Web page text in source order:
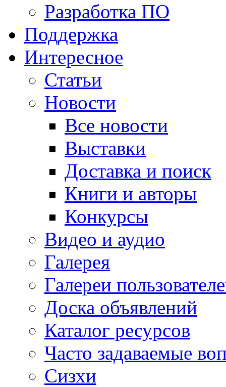
Разработка ПО
Поддержка
Интересное
Статьи
Новости
Все новости
Выставки
Доставка и поиск
Книги и авторы
Конкурсы
Видео и аудио
Галерея
Галереи
Доска объявлений
Каталог ресурсов
Часто задаваемые
Сизхи